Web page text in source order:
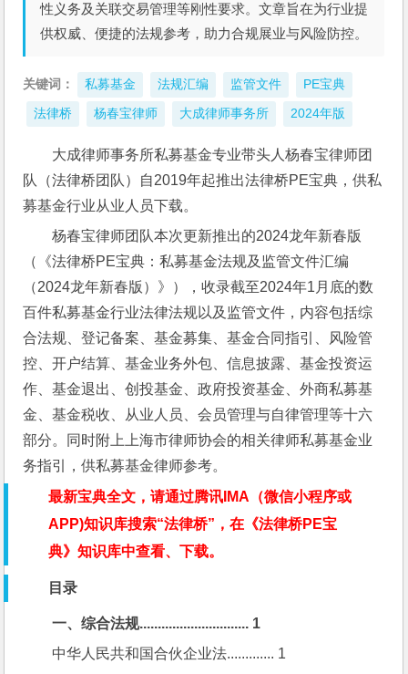
性义务及关联交易管理等刚性要求。文章旨在为行业提
供权威、便捷的法规参考，助力合规展业与风险防控。
关键词： 私募基金 法规汇编 监管文件 PE宝典
法律桥 杨春宝律师 大成律师事务所 2024年版
大成律师事务所私募基金专业带头人杨春宝律师团
队（法律桥团队）自2019年起推出法律桥PE宝典，供私
募基金行业从业人员下载。
杨春宝律师团队本次更新推出的2024龙年新春版
（《法律桥PE宝典：私募基金法规及监管文件汇编
（2024龙年新春版）》），收录截至2024年1月底的数
百件私募基金行业法律法规以及监管文件，内容包括综
合法规、登记备案、基金募集、基金合同指引、风险管
控、开户结算、基金业务外包、信息披露、基金投资运
作、基金退出、创投基金、政府投资基金、外商私募基
金、基金税收、从业人员、会员管理与自律管理等十六
部分。同时附上上海市律师协会的相关律师私募基金业
务指引，供私募基金律师参考。
最新宝典全文，请通过腾讯IMA（微信小程序或
APP)知识库搜索“法律桥”，在《法律桥PE宝
典》知识库中查看、下载。
目录
一、综合法规.............................. 1
中华人民共和国合伙企业法............. 1